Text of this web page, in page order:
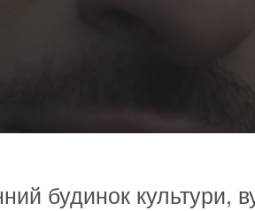
будинок культури,